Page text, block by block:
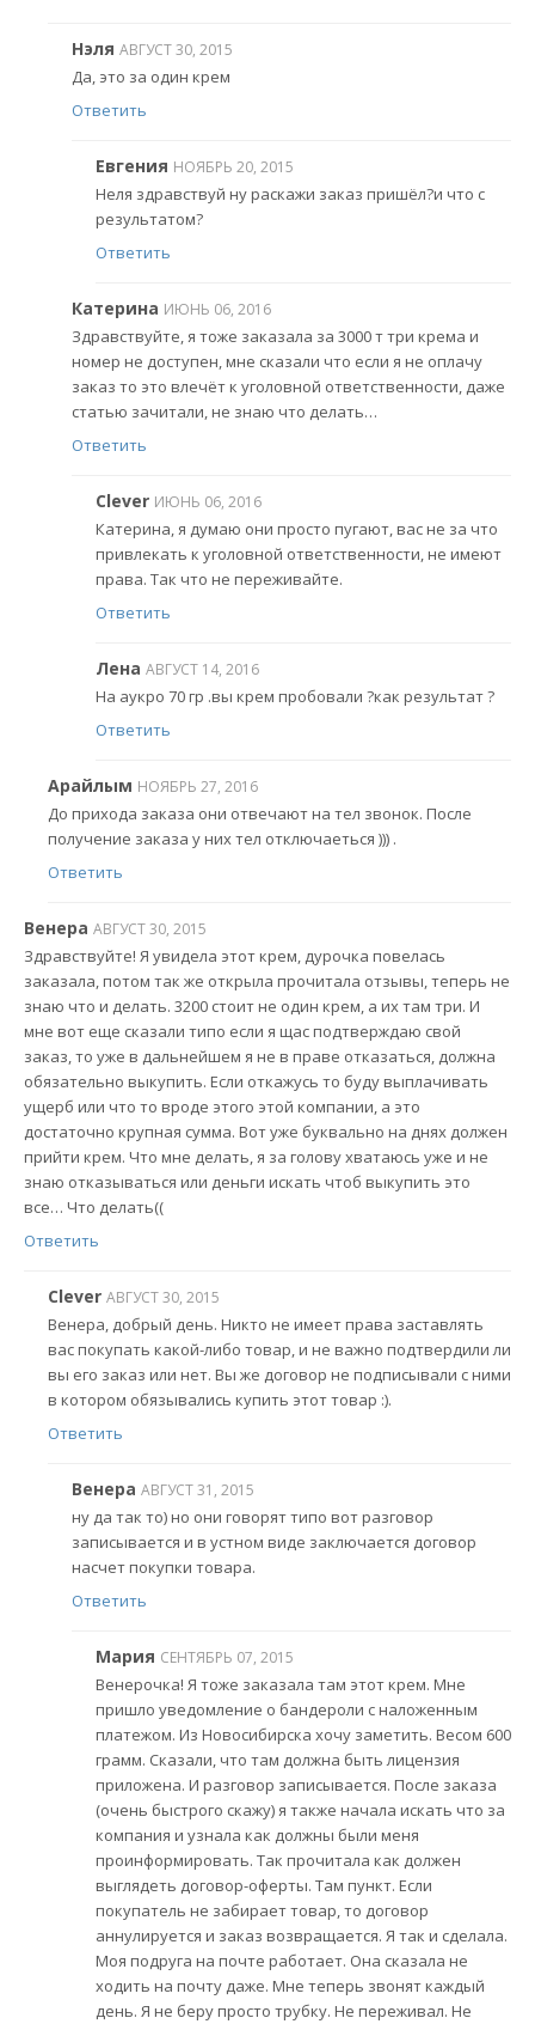
Нэля АВГУСТ 30, 2015
Да, это за один крем
Ответить
Евгения НОЯБРЬ 20, 2015
Неля здравствуй ну раскажи заказ пришёл?и что с
результатом?
Ответить
Катерина ИЮНЬ 06, 2016
Здравствуйте, я тоже заказала за 3000 т три крема и
номер не доступен, мне сказали что если я не оплачу
заказ то это влечёт к уголовной ответственности, даже
статью зачитали, не знаю что делать…
Ответить
Clever ИЮНЬ 06, 2016
Катерина, я думаю они просто пугают, вас не за что
привлекать к уголовной ответственности, не имеют
права. Так что не переживайте.
Ответить
Лена АВГУСТ 14, 2016
На аукро 70 гр .вы крем пробовали ?как результат ?
Ответить
Арайлым НОЯБРЬ 27, 2016
До прихода заказа они отвечают на тел звонок. После
получение заказа у них тел отключаеться ))) .
Ответить
Венера АВГУСТ 30, 2015
Здравствуйте! Я увидела этот крем, дурочка повелась
заказала, потом так же открыла прочитала отзывы, теперь не
знаю что и делать. 3200 стоит не один крем, а их там три. И
мне вот еще сказали типо если я щас подтверждаю свой
заказ, то уже в дальнейшем я не в праве отказаться, должна
обязательно выкупить. Если откажусь то буду выплачивать
ущерб или что то вроде этого этой компании, а это
достаточно крупная сумма. Вот уже буквально на днях должен
прийти крем. Что мне делать, я за голову хватаюсь уже и не
знаю отказываться или деньги искать чтоб выкупить это
все… Что делать((
Ответить
Clever АВГУСТ 30, 2015
Венера, добрый день. Никто не имеет права заставлять
вас покупать какой-либо товар, и не важно подтвердили ли
вы его заказ или нет. Вы же договор не подписывали с ними
в котором обязывались купить этот товар :).
Ответить
Венера АВГУСТ 31, 2015
ну да так то) но они говорят типо вот разговор
записывается и в устном виде заключается договор
насчет покупки товара.
Ответить
Мария СЕНТЯБРЬ 07, 2015
Венерочка! Я тоже заказала там этот крем. Мне
пришло уведомление о бандероли с наложенным
платежом. Из Новосибирска хочу заметить. Весом 600
грамм. Сказали, что там должна быть лицензия
приложена. И разговор записывается. После заказа
(очень быстрого скажу) я также начала искать что за
компания и узнала как должны были меня
проинформировать. Так прочитала как должен
выглядеть договор-оферты. Там пункт. Если
покупатель не забирает товар, то договор
аннулируется и заказ возвращается. Я так и сделала.
Моя подруга на почте работает. Она сказала не
ходить на почту даже. Мне теперь звонят каждый
день. Я не беру просто трубку. Не переживал. Не